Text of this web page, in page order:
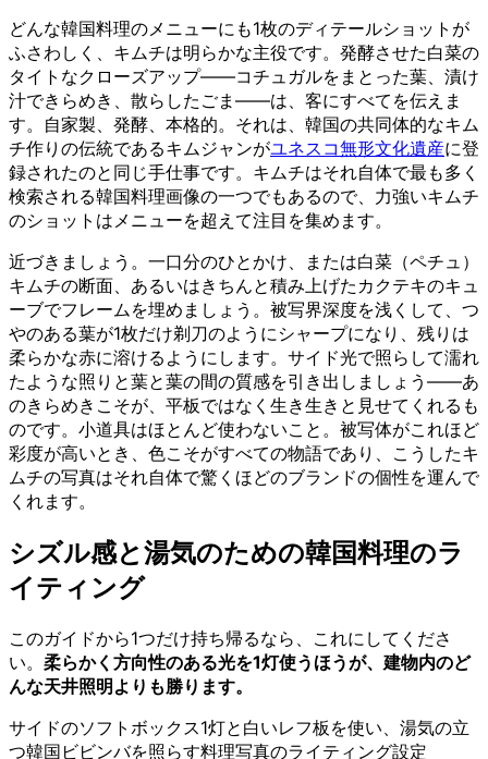
どんな韓国料理のメニューにも1枚のディテールショットが
ふさわしく、キムチは明らかな主役です。発酵させた白菜の
タイトなクローズアップ——コチュガルをまとった葉、漬け
汁できらめき、散らしたごま——は、客にすべてを伝えま
す。自家製、発酵、本格的。それは、韓国の共同体的なキム
チ作りの伝統であるキムジャンがユネスコ無形文化遺産に登
録されたのと同じ手仕事です。キムチはそれ自体で最も多く
検索される韓国料理画像の一つでもあるので、力強いキムチ
のショットはメニューを超えて注目を集めます。
近づきましょう。一口分のひとかけ、または白菜（ペチュ）
キムチの断面、あるいはきちんと積み上げたカクテキのキュ
ーブでフレームを埋めましょう。被写界深度を浅くして、つ
やのある葉が1枚だけ剃刀のようにシャープになり、残りは
柔らかな赤に溶けるようにします。サイド光で照らして濡れ
たような照りと葉と葉の間の質感を引き出しましょう——あ
のきらめきこそが、平板ではなく生き生きと見せてくれるも
のです。小道具はほとんど使わないこと。被写体がこれほど
彩度が高いとき、色こそがすべての物語であり、こうしたキ
ムチの写真はそれ自体で驚くほどのブランドの個性を運んで
くれます。
シズル感と湯気のための韓国料理のラ
イティング
このガイドから1つだけ持ち帰るなら、これにしてくださ
い。 柔らかく方向性のある光を1灯使うほうが、建物内のど
んな天井照明よりも勝ります。
サイドのソフトボックス1灯と白いレフ板を使い、湯気の立
つ韓国ビビンバを照らす料理写真のライティング設定